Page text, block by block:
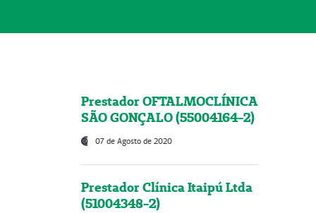
Prestador OFTALMOCLÍNICA
SÃO GONÇALO (55004164-2)
07 de Agosto de 2020
Prestador Clínica Itaipú Ltda
(51004348-2)